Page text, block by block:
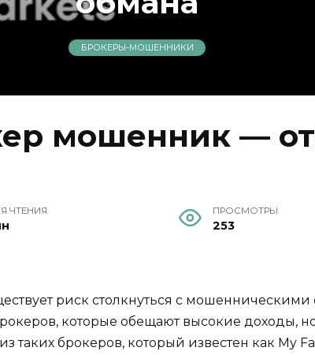
БРОКЕРЫ-МОШЕННИКИ
мошенник —
ЧТЕНИЯ ПРОСМОТРЫ
253
риск столкнуться с мошенническими
которые обещают высокие доходы,
таких брокеров, который известен как My